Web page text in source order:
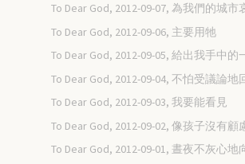
To Dear God, 2012-09-07, 為我們的城市
To Dear God, 2012-09-06, 主要用牠
To Dear God, 2012-09-05, 給出我手中的
To Dear God, 2012-09-04, 不怕受議論
To Dear God, 2012-09-03, 我要能看見
To Dear God, 2012-09-02, 像孩子沒有顧
To Dear God, 2012-09-01, 晝夜不灰心地